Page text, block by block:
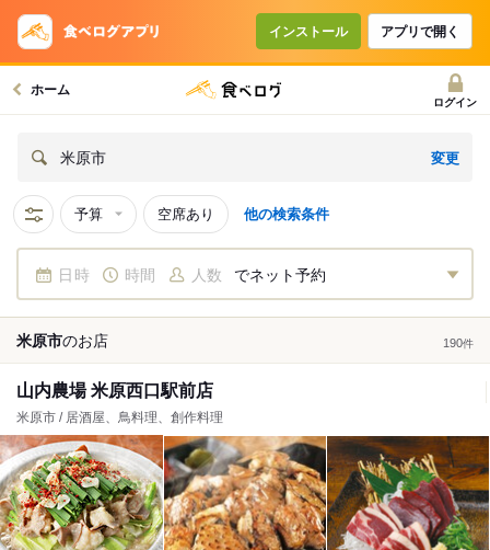
インストール アプリで開く
ホーム
ログイン
米原市 変更
予算 空席あり 他の検索条件
日時 時間 人数 でネット予約
米原市のお店 190件
山内農場 米原西口駅前店
米原市 / 居酒屋、鳥料理、創作料理